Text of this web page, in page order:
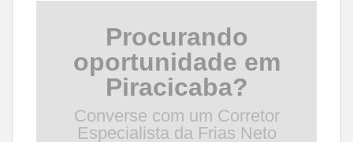
Procurando
oportunidade em
Piracicaba?
Converse com um Corretor
Especialista da Frias Neto